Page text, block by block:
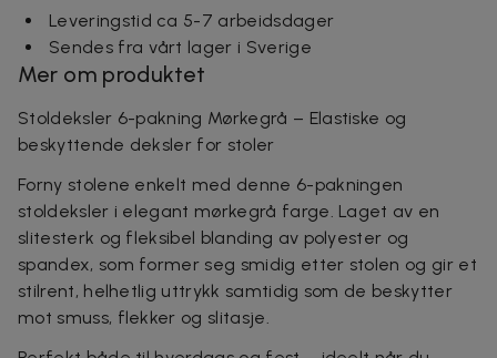
Leveringstid ca 5-7 arbeidsdager
Sendes fra vårt lager i Sverige
Mer om produktet
Stoldeksler 6-pakning Mørkegrå – Elastiske og
beskyttende deksler for stoler
Forny stolene enkelt med denne 6-pakningen
stoldeksler i elegant mørkegrå farge. Laget av en
slitesterk og fleksibel blanding av polyester og
spandex, som former seg smidig etter stolen og gir et
stilrent, helhetlig uttrykk samtidig som de beskytter
mot smuss, flekker og slitasje.